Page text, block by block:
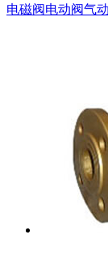
电磁阀电动阀气